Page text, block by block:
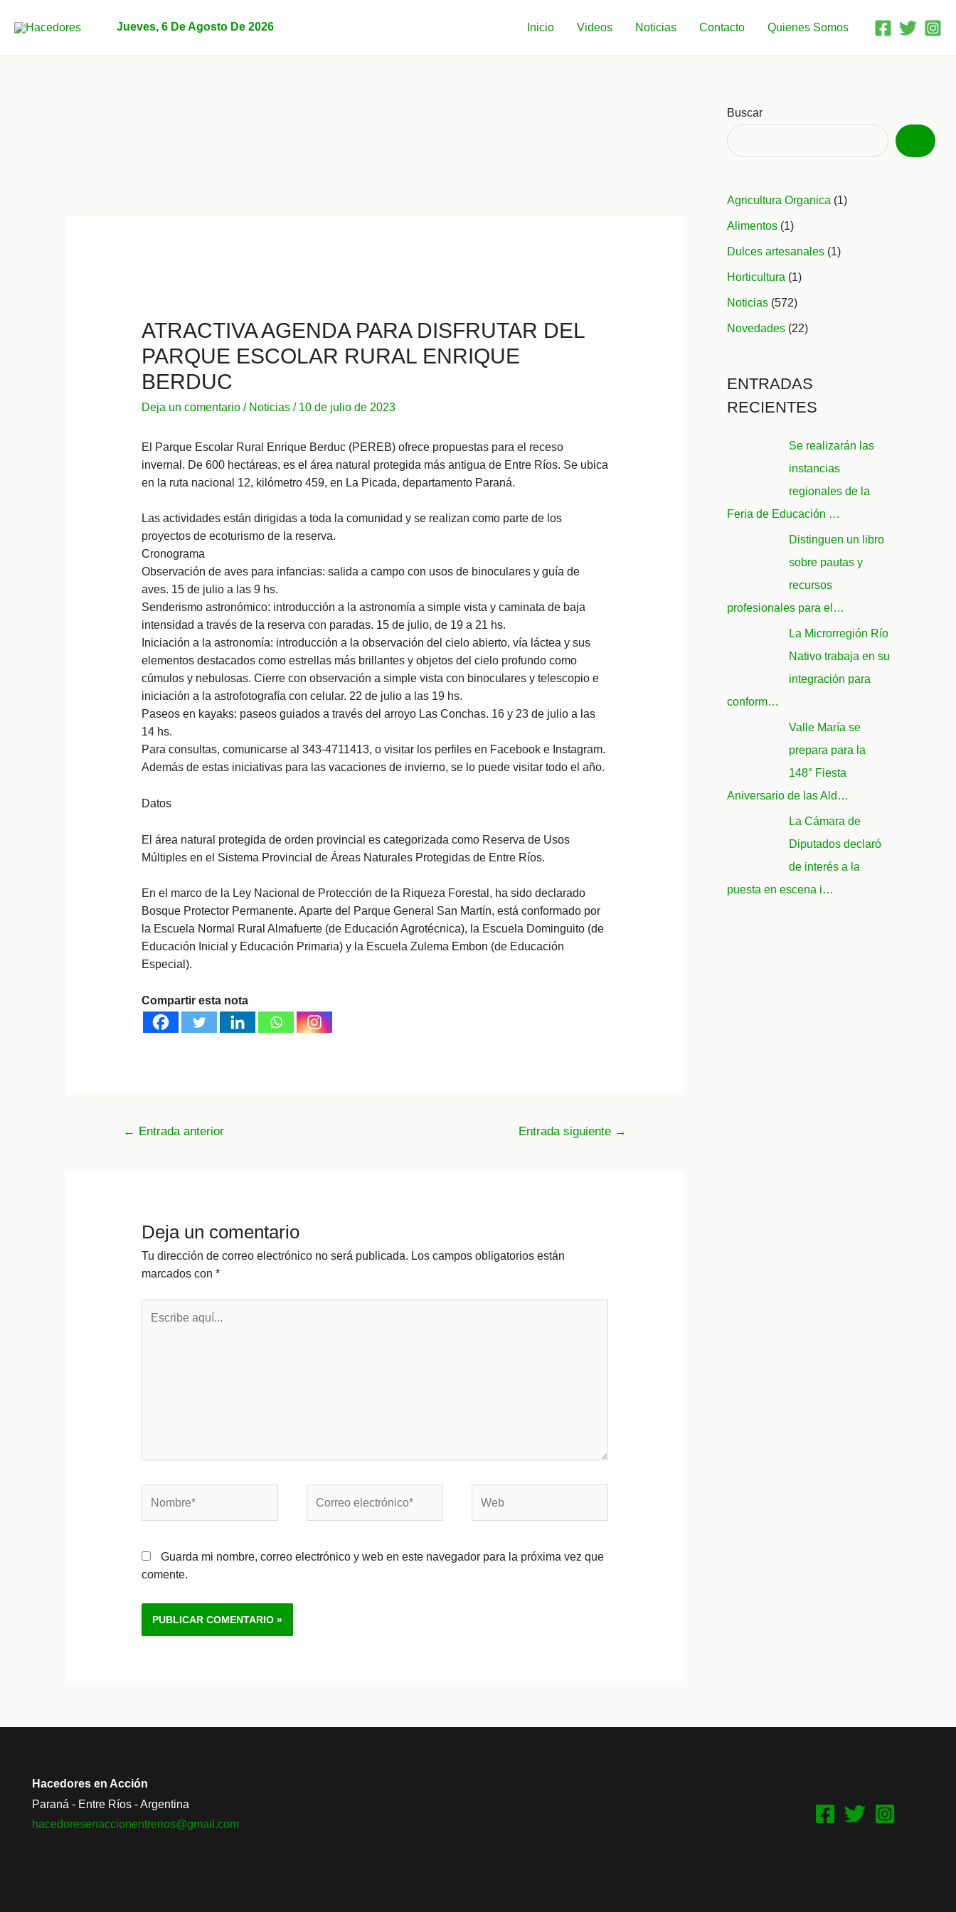
Jueves, 6 De Agosto De 2026 Inicio Videos Noticias Contacto Quienes Somos
ATRACTIVA AGENDA PARA DISFRUTAR DEL
PARQUE ESCOLAR RURAL ENRIQUE
BERDUC
Deja un comentario / Noticias/ 10 de julio de 2023
El Parque Escolar Rural Enrique Berduc (PEREB) ofrece propuestas para el receso
invernal. De 600 hectáreas, es el área natural protegida más antigua de Entre Ríos. Se ubica
en la ruta nacional 12, kilómetro 459, en La Picada, departamento Paraná.
Las actividades están dirigidas a toda la comunidad y se realizan como parte de los
proyectos de ecoturismo de la reserva.
Cronograma
Observación de aves para infancias: salida a campo con usos de binoculares y guía de
aves. 15 de julio a las 9 hs.
Senderismo astronómico: introducción a la astronomía a simple vista y caminata de baja
intensidad a través de la reserva con paradas. 15 de julio, de 19 a 21 hs.
Iniciación a la astronomía: introducción a la observación del cielo abierto, vía láctea y sus
elementos destacados como estrellas más brillantes y objetos del cielo profundo como
cúmulos y nebulosas. Cierre con observación a simple vista con binoculares y telescopio e
iniciación a la astrofotografía con celular. 22 de julio a las 19 hs.
Paseos en kayaks: paseos guiados a través del arroyo Las Conchas. 16 y 23 de julio a las
14 hs.
Para consultas, comunicarse al 343-4711413, o visitar los perfiles en Facebook e Instagram.
Además de estas iniciativas para las vacaciones de invierno, se lo puede visitar todo el año.
Datos
El área natural protegida de orden provincial es categorizada como Reserva de Usos
Múltiples en el Sistema Provincial de Áreas Naturales Protegidas de Entre Ríos.
En el marco de la Ley Nacional de Protección de la Riqueza Forestal, ha sido declarado
Bosque Protector Permanente. Aparte del Parque General San Martín, está conformado por
la Escuela Normal Rural Almafuerte (de Educación Agrotécnica), la Escuela Dominguito (de
Educación Inicial y Educación Primaria) y la Escuela Zulema Embon (de Educación
Especial).
Compartir esta nota
Navegación
← Entrada anterior Entrada siguiente →
Deja un comentario
Tu dirección de correo electrónico no será publicada. Los campos obligatorios están
marcados con *
aquí...
electrónico*
Guarda mi nombre, correo electrónico y web en este navegador para la próxima vez que
comente.
Buscar
Agricultura Organica (1)
Alimentos (1)
Dulces artesanales (1)
Horticultura (1)
Noticias (572)
Novedades (22)
ENTRADAS
RECIENTES
Se realizarán las
instancias
regionales de la
Feria de Educación …
Distinguen un libro
sobre pautas y
recursos
profesionales para el…
La Microrregión Río
Nativo trabaja en su
integración para
conform…
Valle María se
prepara para la
148° Fiesta
Aniversario de las Ald…
La Cámara de
Diputados declaró
de interés a la
puesta en escena i…
Hacedores en Acción
Paraná - Entre Ríos - Argentina
hacedoresenaccionentrerios@gmail.com